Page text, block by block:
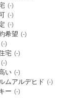
(-)
(-)
(-)
希望 (-)
(-)
宅 (-)
(-)
い (-)
ムアルデヒド (-)
ー (-)